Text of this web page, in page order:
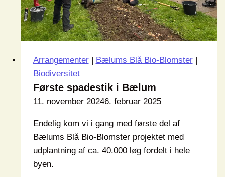
Arrangementer| Bælums Blå Bio-Blomster|
Biodiversitet
Første spadestik i Bælum
11. november 20246. februar 2025
Endelig kom vi i gang med første del af
Bælums Blå Bio-Blomster projektet med
udplantning af ca. 40.000 løg fordelt i hele
byen.